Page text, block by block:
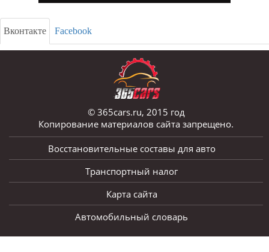
Вконтакте Facebook
© 365cars.ru, 2015 год
Копирование материалов сайта запрещено.
Восстановительные составы для авто
Транспортный налог
Карта сайта
Автомобильный словарь